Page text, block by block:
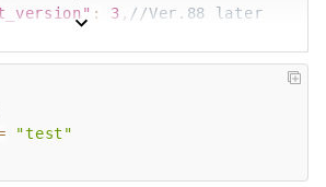
: 3 , //Ver.88 later
"test"